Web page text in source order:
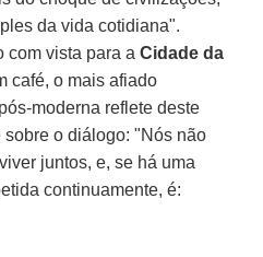
da vida cotidiana".
com vista para aCidade da
café, o mais afiado
moderna reflete deste
o diálogo: "Nós não
juntos, e, se há uma
continuamente, é: